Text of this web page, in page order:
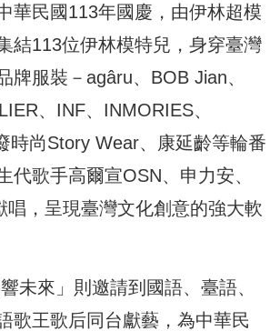
華民國113年國慶，由伊林超模
結113位伊林模特兒，身穿臺灣
牌服裝－agâru、BOB Jian、
、INF、INMORIES、
時尚Story Wear、康延齡等輪番
代歌手高爾宣OSN、申力安、
唱，呈現臺灣文化創意的強大軟
未來」則邀請到國語、臺語、
歌王歌后同台獻藝，為中華民